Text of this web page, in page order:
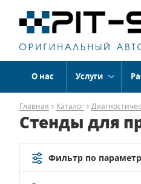
О нас Услуги
Главная Каталог
Стенды для
Фильтр по